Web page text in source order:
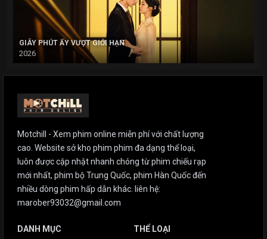
GIÂY PHÚT ẤY VƯỢT GIỚI HẠN
2026
Motchill - Xem phim online miễn phí với chất lượng
cao. Website sở kho phim phim đa dạng thể loại,
luôn được cập nhật nhanh chóng từ phim chiếu rạp
mới nhất, phim bộ Trung Quốc, phim Hàn Quốc đến
nhiều dòng phim hấp dẫn khác. liên hệ:
marober93032@gmail.com
DANH MỤC THỂ LOẠI